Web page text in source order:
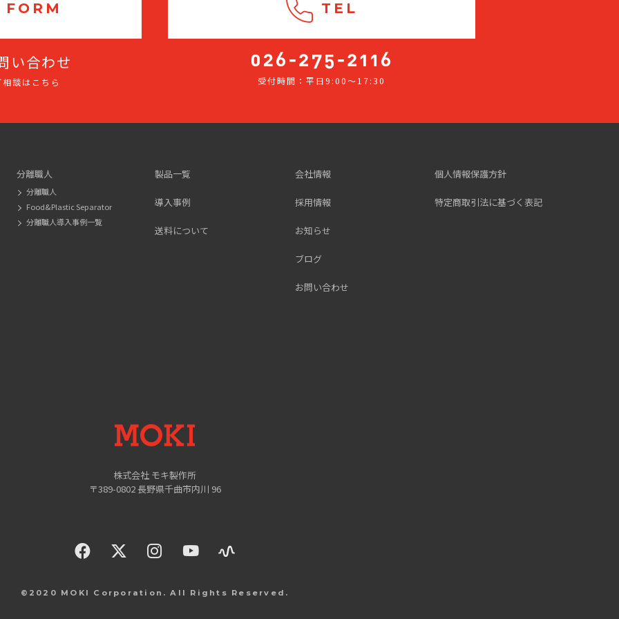
い合わせ
談はこちら
TEL
受付時間：平日9:00～17:30
分離職人
分離職人
Food&Plastic Separator
分離職人導入事例一覧
製品一覧
導入事例
送料について
会社情報
採用情報
お知らせ
ブログ
お問い合わせ
個人情報保護方針
特定商取引法に基づく表記
株式会社 モキ製作所
〒389-0802 長野県千曲市内川 96
©2020 MOKI Corporation. All Rights Reserved.